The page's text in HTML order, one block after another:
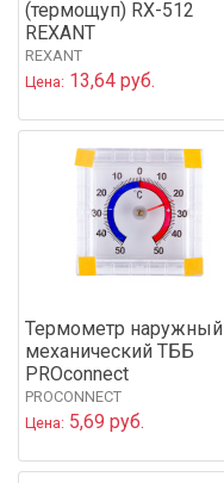
(термощуп) RX-512
REXANT
REXANT
Цена: 13,64 руб.
Термометр наружный
механический ТББ
PROconnect
PROCONNECT
Цена: 5,69 руб.